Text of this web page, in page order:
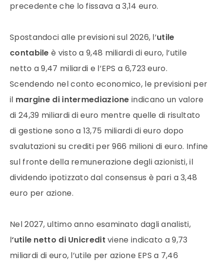
precedente che lo fissava a 3,14 euro.
Spostandoci alle previsioni sul 2026, l’utile
contabileè visto a 9,48 miliardi di euro, l’utile
netto a 9,47 miliardi e l’EPS a 6,723 euro.
Scendendo nel conto economico, le previsioni per
il margine di intermediazione indicano un valore
di 24,39 miliardi di euro mentre quelle di risultato
di gestione sono a 13,75 miliardi di euro dopo
svalutazioni su crediti per 966 milioni di euro. Infine
sul fronte della remunerazione degli azionisti, il
dividendo ipotizzato dal consensus è pari a 3,48
euro per azione.
Nel 2027, ultimo anno esaminato dagli analisti,
l‘utile netto di Unicreditviene indicato a 9,73
miliardi di euro, l’utile per azione EPS a 7,46